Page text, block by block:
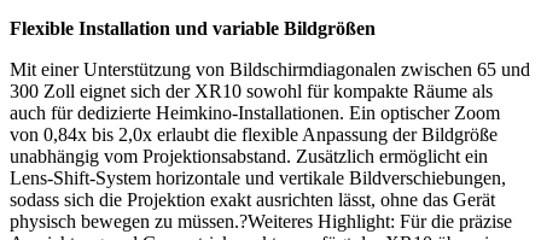
Flexible Installation und variable Bildgrößen
Mit einer Unterstützung von Bildschirmdiagonalen zwischen 65 und
300 Zoll eignet sich der XR10 sowohl für kompakte Räume als
auch für dedizierte Heimkino-Installationen. Ein optischer Zoom
von 0,84x bis 2,0x erlaubt die flexible Anpassung der Bildgröße
unabhängig vom Projektionsabstand. Zusätzlich ermöglicht ein
Lens-Shift-System horizontale und vertikale Bildverschiebungen,
sodass sich die Projektion exakt ausrichten lässt, ohne das Gerät
physisch bewegen zu müssen.?Weiteres Highlight: Für die präzise